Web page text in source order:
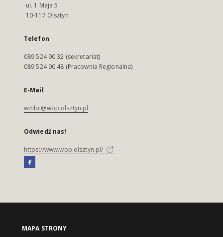
ul. 1 Maja 5
10-117 Olsztyn
Telefon
089 524 90 32 (sekretariat)
089 524 90 48 (Pracownia Regionalna)
E-Mail
wmbc@wbp.olsztyn.pl
Odwiedź nas!
https://www.wbp.olsztyn.pl/
MAPA STRONY